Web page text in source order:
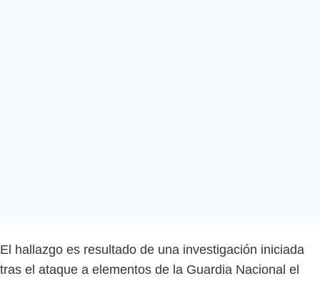
El hallazgo es resultado de una investigación iniciada
tras el ataque a elementos de la Guardia Nacional el